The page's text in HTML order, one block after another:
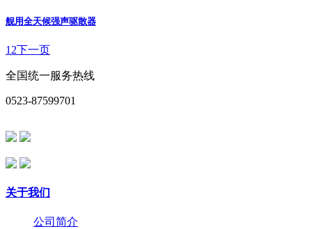
舰用全天候强声驱散器
1 2下一页
全国统一服务热线
0523-87599701
关于我们
公司简介